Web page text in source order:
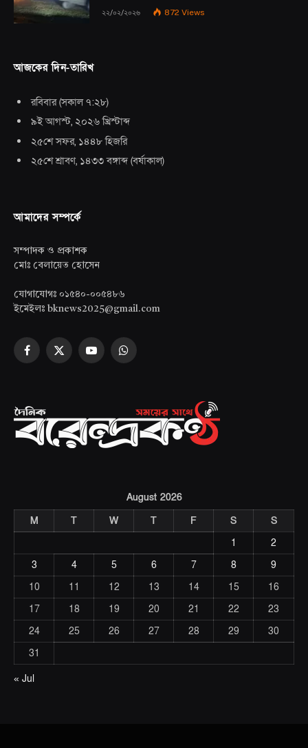
২২/০২/২০২৬ 872 Views
আজকের দিন-তারিখ
রবিবার(সকাল ৭:২৮)
৯ই আগস্ট, ২০২৬ খ্রিস্টাব্দ
২৫শে সফর, ১৪৪৮ হিজরি
২৫শে শ্রাবণ, ১৪৩৩ বঙ্গাব্দ (বর্ষাকাল)
আমাদের সম্পর্কে
সম্পাদক ও প্রকাশক
মোঃ বেলায়েত হোসেন
যোগাযোগঃ ০১৫৪০-০০৫৪৮৬
ইমেইলঃ bknews2025@gmail.com
Facebook
X
YouTubeWhatsApp
August 2026
M
T W T F S
S
1
2
3
4 5 6 7 8
9
10
11 12 13 14 15
16
17
18 19 20 21 22
23
24
25 26 27 28 29
30
31
« Jul